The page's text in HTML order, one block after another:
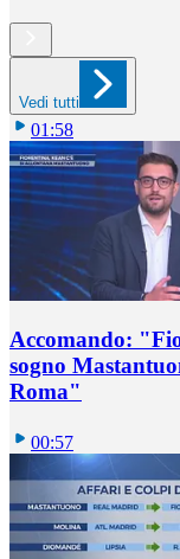
Vedi tutti
01:58
Accomando:
sogno
Roma"
00:57